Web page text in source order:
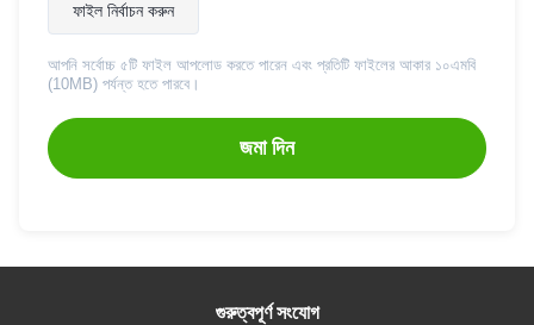
ফাইল নির্বাচন করুন
আপনি সর্বোচ্চ ৫টি ফাইল আপলোড করতে পারেন এবং প্রতিটি ফাইলের আকার ১০এমবি
(10MB) পর্যন্ত হতে পারবে।
জমা দিন
গুরুত্বপূর্ণ সংযোগ